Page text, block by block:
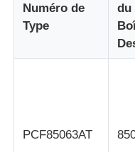
Visite de l'usine
Contrôle qualité
Numéro de
Type
du
PCF85063AT